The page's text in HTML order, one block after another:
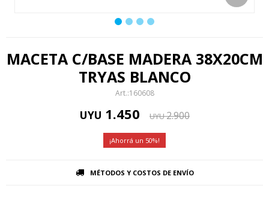
MACETA C/BASE MADERA 38X20CM
TRYAS BLANCO
160608
UYU 1.450 UYU2.900
50
MÉTODOS Y COSTOS DE ENVÍO